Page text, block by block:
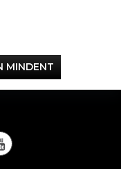
együtt
MINDENT